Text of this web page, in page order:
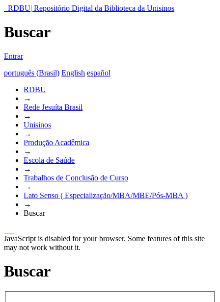
RDBU| Repositório Digital da Biblioteca da Unisinos
Buscar
Entrar
português (Brasil) English español
RDBU
→
Rede Jesuíta Brasil
→
Unisinos
→
Produção Acadêmica
→
Escola de Saúde
→
Trabalhos de Conclusão de Curso
→
Lato Senso ( Especialização/MBA/MBE/Pós-MBA )
→
Buscar
JavaScript is disabled for your browser. Some features of this site
may not work without it.
Buscar